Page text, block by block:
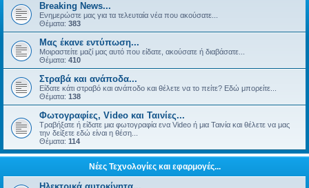
Breaking News...
Ενημερώστε μας για τα τελευταία νέα που ακούσατε...
Θέματα: 383
Μας έκανε εντύπωση...
Μοιραστείτε μαζί μας αυτό που είδατε, ακούσατε ή διαβάσατε...
Θέματα: 410
Στραβά και ανάποδα...
Είδατε κάτι στραβό και ανάποδο και θέλετε να το πείτε? Εδώ μπορείτε...
Θέματα: 138
Φωτογραφίες, Video και Ταινίες...
Τραβήξατε ή είδατε μια φωτογραφία ενα Video ή μια Ταινία και θέλετε να μας
την δείξετε εδώ είναι η θέση...
Θέματα: 114
Νέες Τεχνολογίες και εφαρμογές...